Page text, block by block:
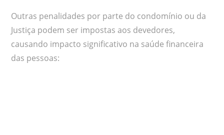
Outras penalidades por parte do condomínio ou da
Justiça podem ser impostas aos devedores,
causando impacto significativo na saúde financeira
das pessoas: